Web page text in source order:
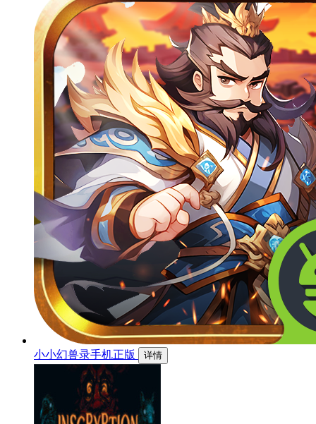
小小幻兽录手机正版 详情